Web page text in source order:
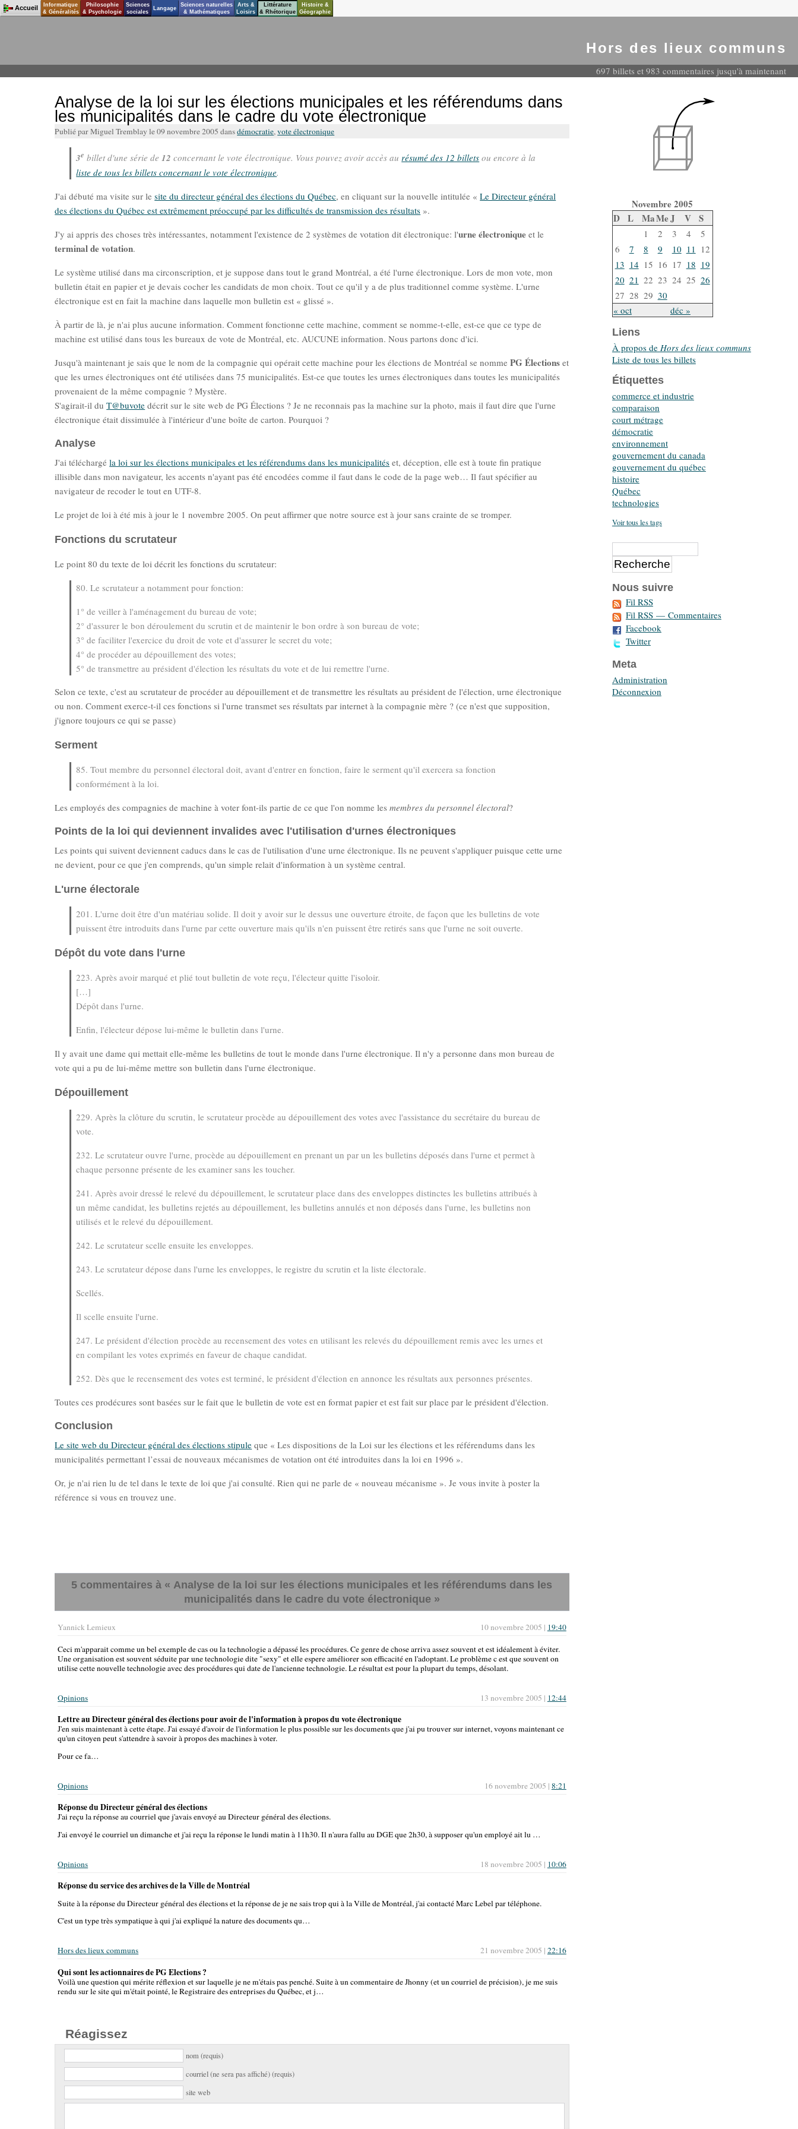
Hors des lieux communs
697 billets et 983 commentaires jusqu'à maintenant
Analyse de la loi sur les élections municipales et les référendums dans
les municipalités dans le cadre du vote électronique
Publié par Miguel Tremblay le 09 novembre 2005 dansdémocratie,vote électronique
3e billet d'une série de12 concernant le vote électronique. Vous pouvez avoir accès aurésumé des 12 billets ou encore à la
liste de tous les billets concernant le vote électronique.
J'ai débuté ma visite sur lesite du directeur général des élections du Québec, en cliquant sur la nouvelle intitulée «Le Directeur général
des élections du Québec est extrêmement préoccupé par les difficultés de transmission des résultats ».
J'y ai appris des choses très intéressantes, notamment l'existence de 2 systèmes de votation dit électronique: l'urne électronique et le
terminal de votation.
Le système utilisé dans ma circonscription, et je suppose dans tout le grand Montréal, a été l'urne électronique. Lors de mon vote, mon
bulletin était en papier et je devais cocher les candidats de mon choix. Tout ce qu'il y a de plus traditionnel comme système. L'urne
électronique est en fait la machine dans laquelle mon bulletin est « glissé ».
À partir de là, je n'ai plus aucune information. Comment fonctionne cette machine, comment se nomme-t-elle, est-ce que ce type de
machine est utilisé dans tous les bureaux de vote de Montréal, etc. AUCUNE information. Nous partons donc d'ici.
Jusqu'à maintenant je sais que le nom de la compagnie qui opérait cette machine pour les élections de Montréal se nommePG Élections et
que les urnes électroniques ont été utilisées dans 75 municipalités. Est-ce que toutes les urnes électroniques dans toutes les municipalités
provenaient de la même compagnie ? Mystère.
S'agirait-il duT@buvote décrit sur le site web de PG Élections ? Je ne reconnais pas la machine sur la photo, mais il faut dire que l'urne
électronique était dissimulée à l'intérieur d'une boîte de carton. Pourquoi ?
Analyse
J'ai téléchargéla loi sur les élections municipales et les référendums dans les municipalités et, déception, elle est à toute fin pratique
illisible dans mon navigateur, les accents n'ayant pas été encodées comme il faut dans le code de la page web… Il faut spécifier au
navigateur de recoder le tout en UTF-8.
Le projet de loi à été mis à jour le 1 novembre 2005. On peut affirmer que notre source est à jour sans crainte de se tromper.
Fonctions du scrutateur
Le point 80 du texte de loi décrit les fonctions du scrutateur:
80. Le scrutateur a notamment pour fonction:
1° de veiller à l'aménagement du bureau de vote;
2° d'assurer le bon déroulement du scrutin et de maintenir le bon ordre à son bureau de vote;
3° de faciliter l'exercice du droit de vote et d'assurer le secret du vote;
4° de procéder au dépouillement des votes;
5° de transmettre au président d'élection les résultats du vote et de lui remettre l'urne.
Selon ce texte, c'est au scrutateur de procéder au dépouillement et de transmettre les résultats au président de l'élection, urne électronique
ou non. Comment exerce-t-il ces fonctions si l'urne transmet ses résultats par internet à la compagnie mère ? (ce n'est que supposition,
j'ignore toujours ce qui se passe)
Serment
85. Tout membre du personnel électoral doit, avant d'entrer en fonction, faire le serment qu'il exercera sa fonction
conformément à la loi.
Les employés des compagnies de machine à voter font-ils partie de ce que l'on nomme lesmembres du personnel électoral?
Points de la loi qui deviennent invalides avec l'utilisation d'urnes électroniques
Les points qui suivent deviennent caducs dans le cas de l'utilisation d'une urne électronique. Ils ne peuvent s'appliquer puisque cette urne
ne devient, pour ce que j'en comprends, qu'un simple relait d'information à un système central.
L'urne électorale
201. L'urne doit être d'un matériau solide. Il doit y avoir sur le dessus une ouverture étroite, de façon que les bulletins de vote
puissent être introduits dans l'urne par cette ouverture mais qu'ils n'en puissent être retirés sans que l'urne ne soit ouverte.
Dépôt du vote dans l'urne
223. Après avoir marqué et plié tout bulletin de vote reçu, l'électeur quitte l'isoloir.
[…]
Dépôt dans l'urne.
Enfin, l'électeur dépose lui-même le bulletin dans l'urne.
Il y avait une dame qui mettait elle-même les bulletins de tout le monde dans l'urne électronique. Il n'y a personne dans mon bureau de
vote qui a pu de lui-même mettre son bulletin dans l'urne électronique.
Dépouillement
229. Après la clôture du scrutin, le scrutateur procède au dépouillement des votes avec l'assistance du secrétaire du bureau de
vote.
232. Le scrutateur ouvre l'urne, procède au dépouillement en prenant un par un les bulletins déposés dans l'urne et permet à
chaque personne présente de les examiner sans les toucher.
241. Après avoir dressé le relevé du dépouillement, le scrutateur place dans des enveloppes distinctes les bulletins attribués à
un même candidat, les bulletins rejetés au dépouillement, les bulletins annulés et non déposés dans l'urne, les bulletins non
utilisés et le relevé du dépouillement.
242. Le scrutateur scelle ensuite les enveloppes.
243. Le scrutateur dépose dans l'urne les enveloppes, le registre du scrutin et la liste électorale.
Scellés.
Il scelle ensuite l'urne.
247. Le président d'élection procède au recensement des votes en utilisant les relevés du dépouillement remis avec les urnes et
en compilant les votes exprimés en faveur de chaque candidat.
252. Dès que le recensement des votes est terminé, le président d'élection en annonce les résultats aux personnes présentes.
Toutes ces prodécures sont basées sur le fait que le bulletin de vote est en format papier et est fait sur place par le président d'élection.
Conclusion
Le site web du Directeur général des élections stipule que « Les dispositions de la Loi sur les élections et les référendums dans les
municipalités permettant l’essai de nouveaux mécanismes de votation ont été introduites dans la loi en 1996 ».
Or, je n'ai rien lu de tel dans le texte de loi que j'ai consulté. Rien qui ne parle de « nouveau mécanisme ». Je vous invite à poster la
référence si vous en trouvez une.
5 commentaires à « Analyse de la loi sur les élections municipales et les référendums dans les
municipalités dans le cadre du vote électronique »
Yannick Lemieux 10 novembre 2005 | 19:40
Ceci m'apparait comme un bel exemple de cas ou la technologie a dépassé les procédures. Ce genre de chose arriva assez souvent et est idéalement à éviter.
Une organisation est souvent séduite par une technologie dite "sexy" et elle espere améliorer son efficacité en l'adoptant. Le problème c est que souvent on
utilise cette nouvelle technologie avec des procédures qui date de l'ancienne technologie. Le résultat est pour la plupart du temps, désolant.
Opinions 13 novembre 2005 | 12:44
Lettre au Directeur général des élections pour avoir de l'information à propos du vote électronique
J'en suis maintenant à cette étape. J'ai essayé d'avoir de l'information le plus possible sur les documents que j'ai pu trouver sur internet, voyons maintenant ce
qu'un citoyen peut s'attendre à savoir à propos des machines à voter.
Pour ce fa…
Opinions 16 novembre 2005 | 8:21
Réponse du Directeur général des élections
J'ai reçu la réponse au courriel que j'avais envoyé au Directeur général des élections.
J'ai envoyé le courriel un dimanche et j'ai reçu la réponse le lundi matin à 11h30. Il n'aura fallu au DGE que 2h30, à supposer qu'un employé ait lu …
Opinions 18 novembre 2005 | 10:06
Réponse du service des archives de la Ville de Montréal
Suite à la réponse du Directeur général des élections et la réponse de je ne sais trop qui à la Ville de Montréal, j'ai contacté Marc Lebel par téléphone.
C'est un type très sympatique à qui j'ai expliqué la nature des documents qu…
Hors des lieux communs 21 novembre 2005 | 22:16
Qui sont les actionnaires de PG Elections ?
Voilà une question qui mérite réflexion et sur laquelle je ne m'étais pas penché. Suite à un commentaire de Jhonny (et un courriel de précision), je me suis
rendu sur le site qui m'était pointé, le Registraire des entreprises du Québec, et j…
Réagissez
nom (requis)
courriel (ne sera pas affiché) (requis)
site web
Novembre 2005
D L MaMeJ V S
« oct déc »
1 2 3 4
5
6
7 8 9 10 11 12
13 14 15 16 17 18 19
20 21 22 23 24 25 26
27 28 29 30
Liens
À propos de Hors des lieux communs
Liste de tous les billets
Étiquettes
commerce et industrie
comparaison
court métrage
démocratie
environnement
gouvernement du canada
gouvernement du québec
histoire
Québec
technologies
Voir tous les tags
Nous suivre
Fil RSS
Fil RSS — Commentaires
Facebook
Twitter
Meta
Administration
Déconnexion
Accueil
Informatique
& Généralités
Philosophie
& Psychologie
Sciences
sociales
Langage
Sciences naturelles
& Mathématiques
Arts &
Loisirs
Littérature
& Rhétorique
Histoire &
Géographie